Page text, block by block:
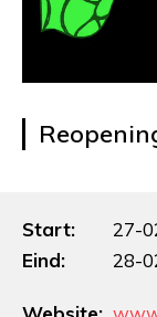
Start:
27-
Eind:
28-